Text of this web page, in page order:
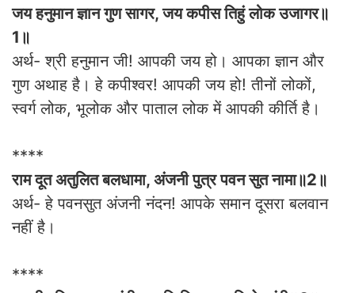
जय हनुमान ज्ञान गुण सागर, जय कपीस तिहुं लोक उजागर॥
1॥
अर्थ- श्री हनुमान जी! आपकी जय हो। आपका ज्ञान और
गुण अथाह है। हे कपीश्वर! आपकी जय हो! तीनों लोकों,
स्वर्ग लोक, भूलोक और पाताल लोक में आपकी कीर्ति है।
****
राम दूत अतुलित बलधामा, अंजनी पुत्र पवन सुत नामा॥2॥
अर्थ- हे पवनसुत अंजनी नंदन! आपके समान दूसरा बलवान
नहीं है।
****